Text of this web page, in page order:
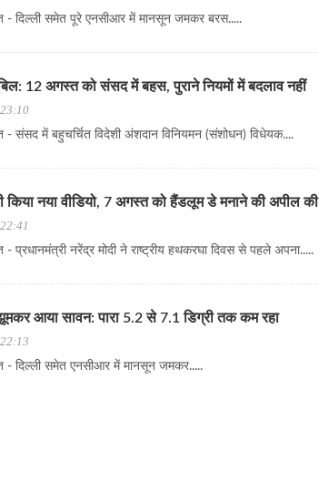
- दिल्ली समेत पूरे एनसीआर में मानसून जमकर बरस.....
12 अगस्त को संसद में बहस, पुराने नियमों में बदलाव नहीं
- संसद में बहुचर्चित विदेशी अंशदान विनियमन (संशोधन) विधेयक....
किया नया वीडियो, 7 अगस्त को हैंडलूम डे मनाने की अपील की
प्रधानमंत्री नरेंद्र मोदी ने राष्ट्रीय हथकरघा दिवस से पहले अपना.....
आया सावन: पारा 5.2 से 7.1 डिग्री तक कम रहा
- दिल्ली समेत एनसीआर में मानसून जमकर.....